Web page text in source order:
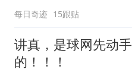
每日奇迹 15跟贴
讲真，是球网先动手
的！！！